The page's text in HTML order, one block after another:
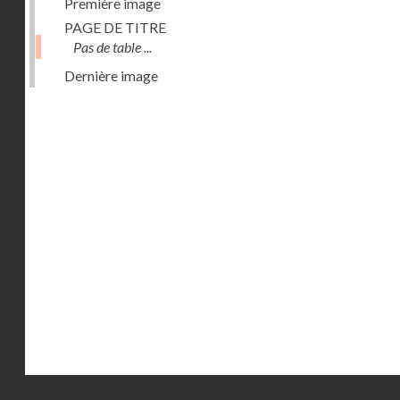
PAGE DE TITRE
Pas de table ...
Dernière image